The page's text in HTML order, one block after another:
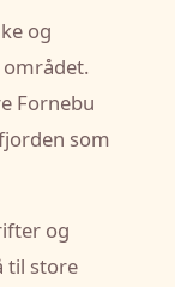
og
Fornebu
som
og
til store